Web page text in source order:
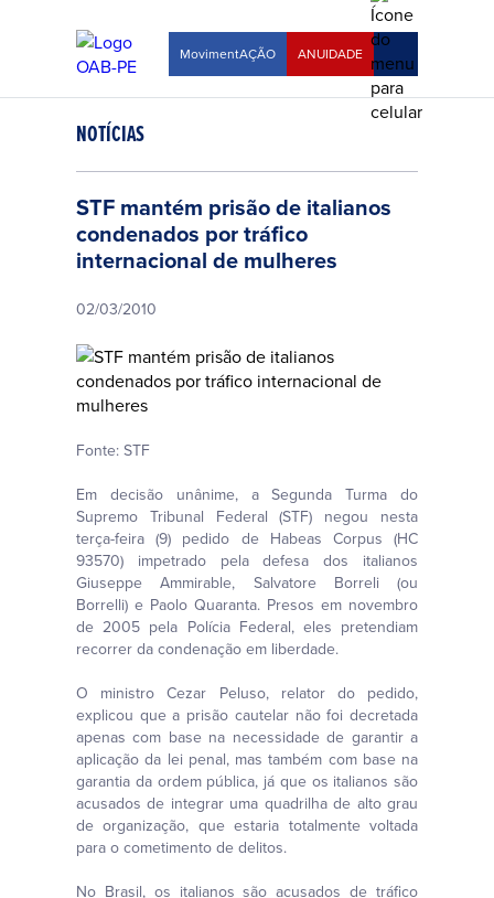
MovimentAÇÃO ANUIDADE
NOTÍCIAS
STF mantém prisão de italianos
condenados por tráfico
internacional de mulheres
02/03/2010
Fonte: STF
Em decisão unânime, a Segunda Turma do
Supremo Tribunal Federal (STF) negou nesta
terça-feira (9) pedido de Habeas Corpus (HC
93570) impetrado pela defesa dos italianos
Giuseppe Ammirable, Salvatore Borreli (ou
Borrelli) e Paolo Quaranta. Presos em novembro
de 2005 pela Polícia Federal, eles pretendiam
recorrer da condenação em liberdade.
O ministro Cezar Peluso, relator do pedido,
explicou que a prisão cautelar não foi decretada
apenas com base na necessidade de garantir a
aplicação da lei penal, mas também com base na
garantia da ordem pública, já que os italianos são
acusados de integrar uma quadrilha de alto grau
de organização, que estaria totalmente voltada
para o cometimento de delitos.
No Brasil, os italianos são acusados de tráfico